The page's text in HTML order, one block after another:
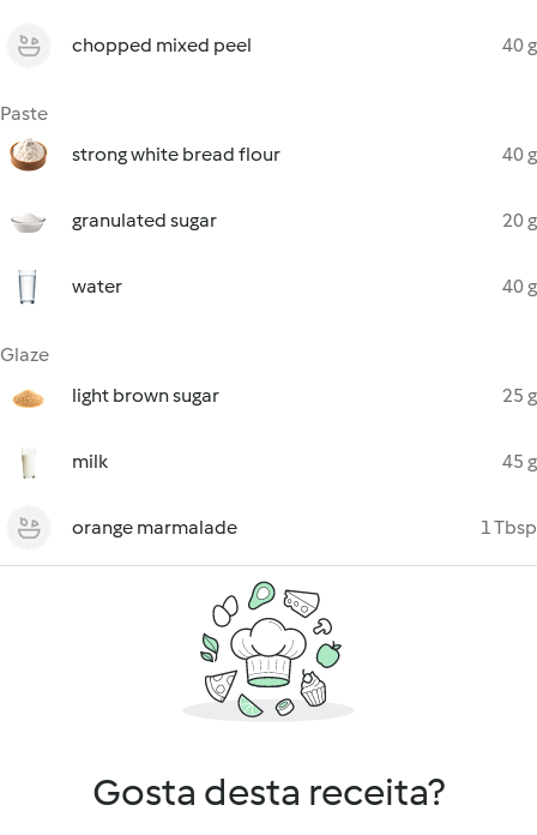
chopped mixed peel 40 g
Paste
strong white bread flour
40 g
granulated sugar 20 g
water 40 g
Glaze
light brown sugar
25 g
milk 45 g
orange marmalade 1 Tbsp
Gosta desta receita?